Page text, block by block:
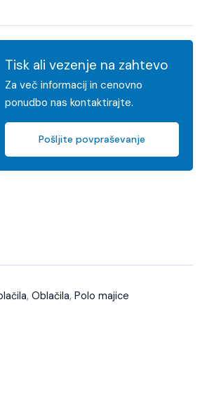
Tisk ali vezenje na zahtevo
Za več informacij in cenovno
ponudbo nas kontaktirajte.
Pošljite povpraševanje
,Oblačila, Polo majice